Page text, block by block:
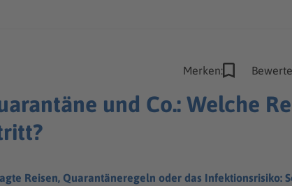
Merken:
und Co.: Welche
Reisen, Quarantäneregeln oder das Infektionsrisiko: